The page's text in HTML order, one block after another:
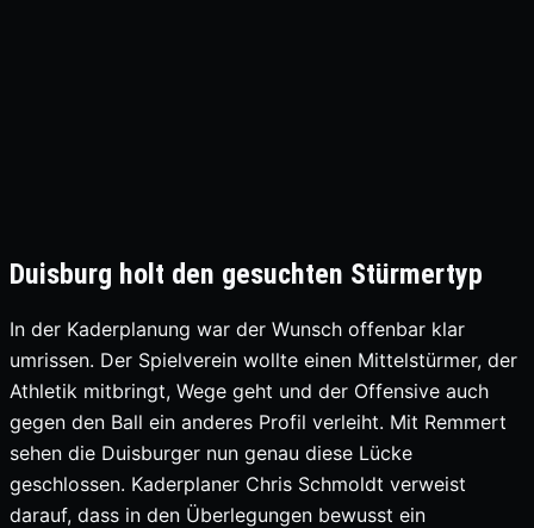
Duisburg holt den gesuchten Stürmertyp
In der Kaderplanung war der Wunsch offenbar klar
umrissen. Der Spielverein wollte einen Mittelstürmer, der
Athletik mitbringt, Wege geht und der Offensive auch
gegen den Ball ein anderes Profil verleiht. Mit Remmert
sehen die Duisburger nun genau diese Lücke
geschlossen. Kaderplaner Chris Schmoldt verweist
darauf, dass in den Überlegungen bewusst ein